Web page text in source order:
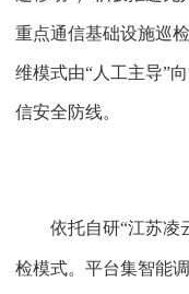
重点通信基础设施巡
维模式由“人工主导”
信安全防线。
依托自研“江苏凌
检模式。平台集智能